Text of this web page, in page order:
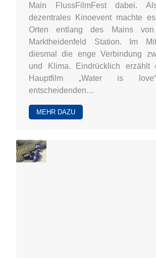
Main FlussFilmFest dabei.
dezentrales Kinoevent machte
Orten entlang des Mains
Marktheidenfeld Station. Im
diesmal die enge Verbindung
und Klima. Eindrücklich erzählt
Hauptfilm „Water is
entscheidenden…
MEHR DAZU